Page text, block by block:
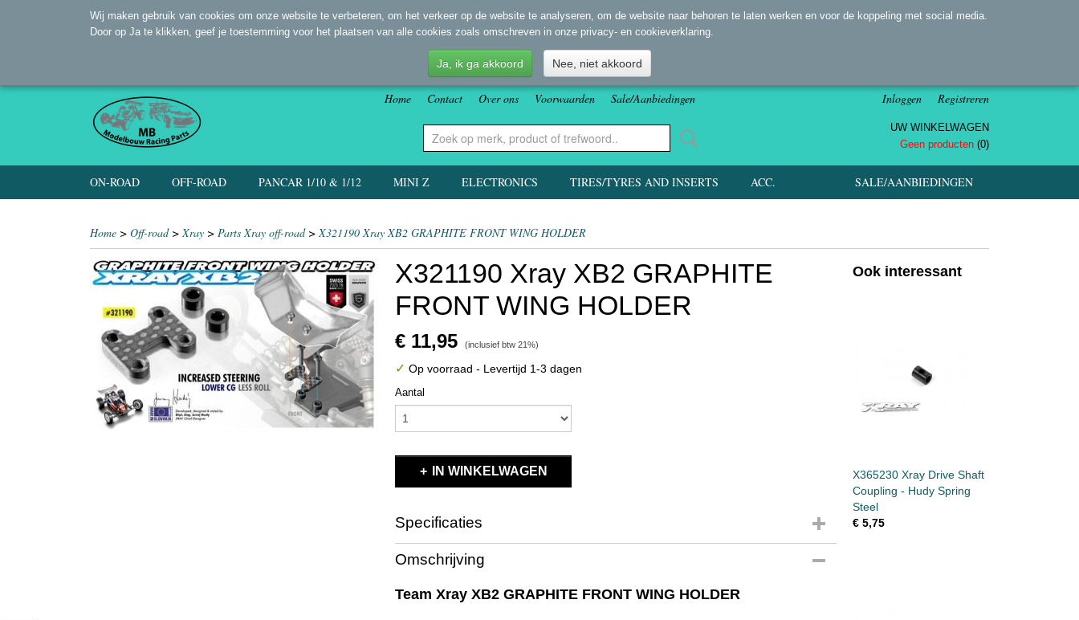
Home Contact Over ons Voorwaarden Sale/Aanbiedingen Inloggen Registreren
UW WINKELWAGEN
Geen producten (0)
SALE/AANBIEDINGEN
ON-ROAD OFF-ROAD PANCAR 1/10 & 1/12 MINI Z ELECTRONICS TIRES/TYRES AND INSERTS ACC.
Home > Off-road>Xray > Parts Xray off-road>X321190 Xray XB2 GRAPHITE FRONT WING HOLDER
X321190 Xray XB2 GRAPHITE
FRONT WING HOLDER
€ 11,95 (inclusief btw 21%)
✓ Op voorraad - Levertijd 1-3 dagen
Aantal
IN WINKELWAGEN
Specificaties
Productcode
EAN code
Bruto gewicht
0,10 Kg
Omschrijving
Team Xray XB2 GRAPHITE FRONT WING HOLDER
Ook interessant
X365230 Xray Drive Shaft
Coupling - Hudy Spring
Steel
€ 5,75
Wij maken gebruik van cookies om onze website te verbeteren, om het verkeer op de website te analyseren, om de website naar behoren te laten werken en voor de koppeling met social media.
Door op Ja te klikken, geef je toestemming voor het plaatsen van alle cookies zoals omschreven in onze privacy- en cookieverklaring.
Ja, ik ga akkoord Nee, niet akkoord